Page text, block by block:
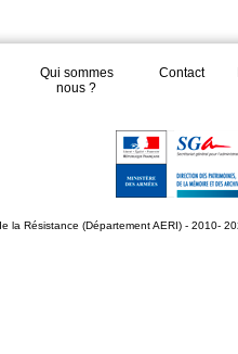
Qui sommes
nous ?
Contact
la Résistance (Département AERI) - 2010-